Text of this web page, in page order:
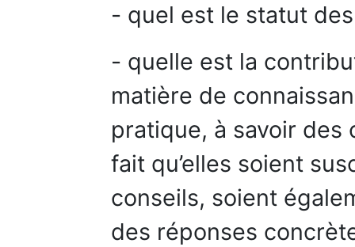
- quel est le statut
- quelle est la
matière de
pratique, à savoir des
fait qu’elles soient
conseils, soient
des réponses